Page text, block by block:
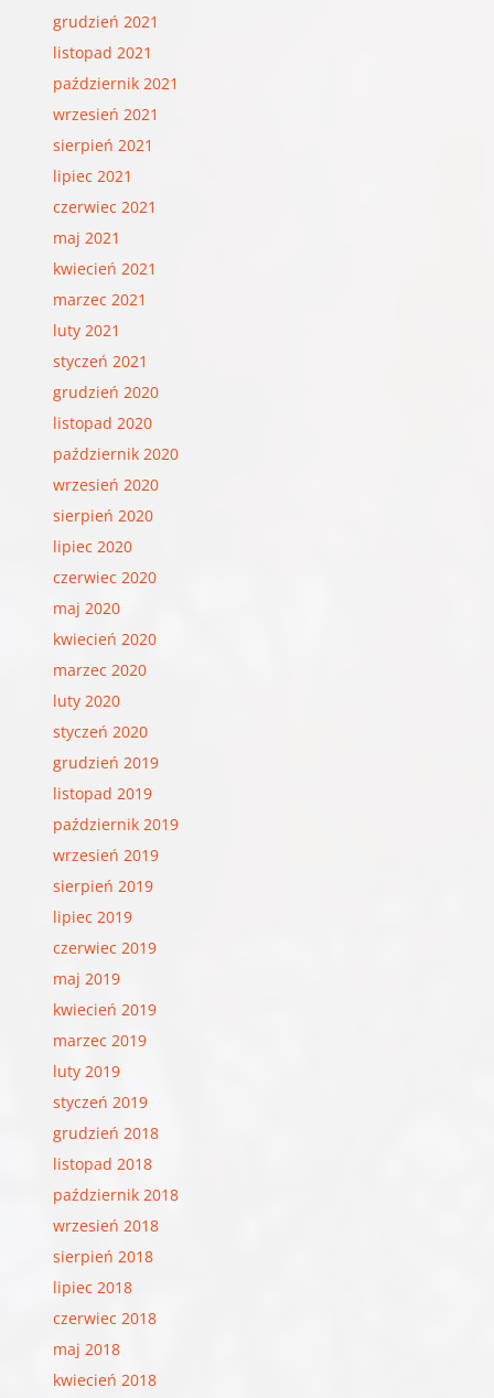
grudzień 2021
listopad 2021
październik 2021
wrzesień 2021
sierpień 2021
lipiec 2021
czerwiec 2021
maj 2021
kwiecień 2021
marzec 2021
luty 2021
styczeń 2021
grudzień 2020
listopad 2020
październik 2020
wrzesień 2020
sierpień 2020
lipiec 2020
czerwiec 2020
maj 2020
kwiecień 2020
marzec 2020
luty 2020
styczeń 2020
grudzień 2019
listopad 2019
październik 2019
wrzesień 2019
sierpień 2019
lipiec 2019
czerwiec 2019
maj 2019
kwiecień 2019
marzec 2019
luty 2019
styczeń 2019
grudzień 2018
listopad 2018
październik 2018
wrzesień 2018
sierpień 2018
lipiec 2018
czerwiec 2018
maj 2018
kwiecień 2018